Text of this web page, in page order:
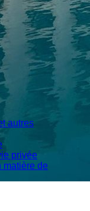
autres
privée
matière de